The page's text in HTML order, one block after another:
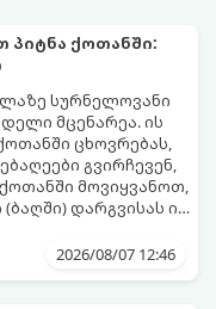
პიტნა ქოთანში:
სურნელოვანი
მცენარეა. ის
ცხოვრებას,
გვირჩევენ,
მოვიყვანოთ,
დარგვისას ის
2026/08/07 12:46